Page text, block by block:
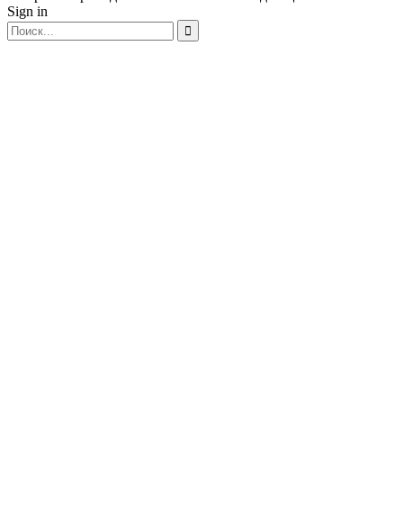
Sign in